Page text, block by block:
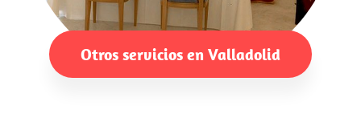
Otros servicios en Valladolid